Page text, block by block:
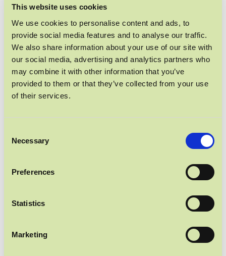
This website uses cookies
We use cookies to personalise content and ads, to
provide social media features and to analyse our traffic.
We also share information about your use of our site with
our social media, advertising and analytics partners who
may combine it with other information that you’ve
provided to them or that they’ve collected from your use
of their services.
Selection
Necessary
Preferences
Statistics
Marketing
GEBACKENES SPINAT PILZE RISOTTO